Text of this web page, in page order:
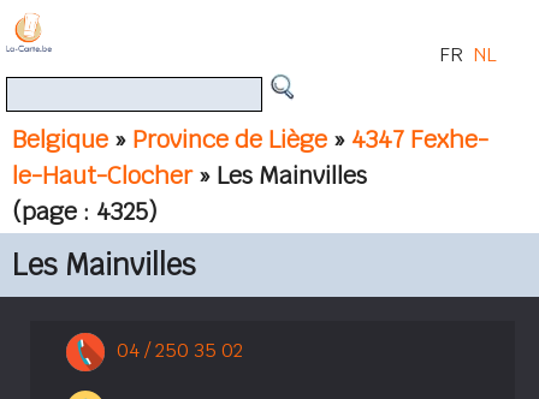
Belgique » Province de Liège » 4347 Fexhe-
le-Haut-Clocher » Les Mainvilles
(page : 4325)
FR NL
Les Mainvilles
04 / 250 35 02